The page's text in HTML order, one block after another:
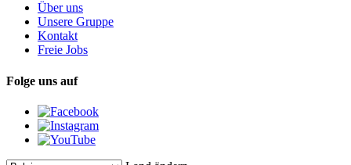
Über uns
Unsere Gruppe
Kontakt
Freie Jobs
Folge uns auf